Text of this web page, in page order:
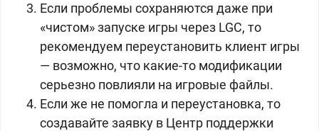
Если проблемы сохраняются даже при
«чистом» запуске игры через LGC, то
рекомендуем переустановить клиент игры
— возможно, что какие-то модификации
серьезно повлияли на игровые файлы.
Если же не помогла и переустановка, то
создавайте заявку в Центр поддержки